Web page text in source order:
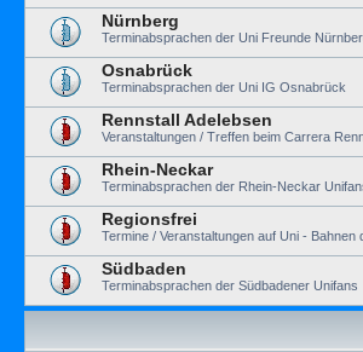
Nürnberg
Terminabsprachen der Uni Freunde
Osnabrück
Terminabsprachen der Uni IG Osnabrück
Rennstall Adelebsen
Veranstaltungen / Treffen beim Carrera
Rhein-Neckar
Terminabsprachen der Rhein-Neckar
Regionsfrei
Termine / Veranstaltungen auf Uni -
Südbaden
Terminabsprachen der Südbadener Unifans